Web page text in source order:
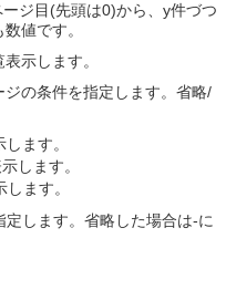
ジ目(先頭は0)から、y件づつ
値です。
示します。
の条件を指定します。省略/
ます。
します。
ます。
します。省略した場合は-に